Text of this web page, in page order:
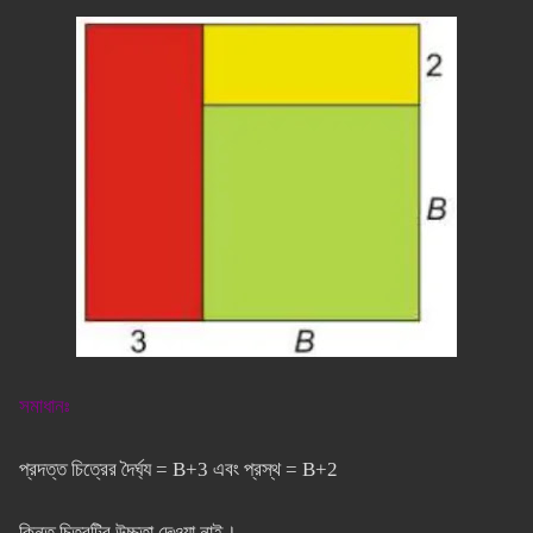
সমাধানঃ
প্রদত্ত চিত্রের দৈর্ঘ্য = B+3 এবং প্রস্থ = B+2